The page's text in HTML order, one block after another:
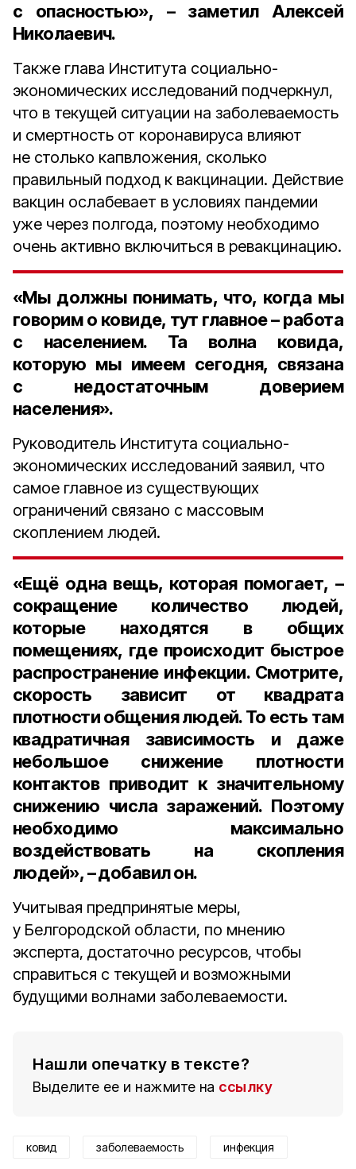
с опасностью», – заметил Алексей
Николаевич.
Также глава Института социально-
экономических исследований подчеркнул,
что в текущей ситуации на заболеваемость
и смертность от коронавируса влияют
не столько капвложения, сколько
правильный подход к вакцинации. Действие
вакцин ослабевает в условиях пандемии
уже через полгода, поэтому необходимо
очень активно включиться в ревакцинацию.
«Мы должны понимать, что, когда мы
говорим о ковиде, тут главное – работа
с населением. Та волна ковида,
которую мы имеем сегодня, связана
с недостаточным доверием
населения».
Руководитель Института социально-
экономических исследований заявил, что
самое главное из существующих
ограничений связано с массовым
скоплением людей.
«Ещё одна вещь, которая помогает, –
сокращение количество людей,
которые находятся в общих
помещениях, где происходит быстрое
распространение инфекции. Смотрите,
скорость зависит от квадрата
плотности общения людей. То есть там
квадратичная зависимость и даже
небольшое снижение плотности
контактов приводит к значительному
снижению числа заражений. Поэтому
необходимо максимально
воздействовать на скопления
людей», – добавил он.
Учитывая предпринятые меры,
у Белгородской области, по мнению
эксперта, достаточно ресурсов, чтобы
справиться с текущей и возможными
будущими волнами заболеваемости.
Нашли опечатку в тексте?
Выделите ее и нажмите на ссылку
ковид заболеваемость инфекция